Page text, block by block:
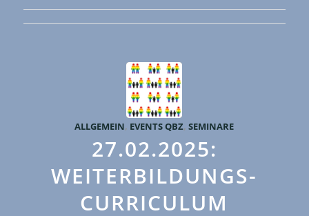
ALLGEMEIN, EVENTS QBZ,SEMINARE
27.02.2025:
WEITERBILDUNGS-
CURRICULUM